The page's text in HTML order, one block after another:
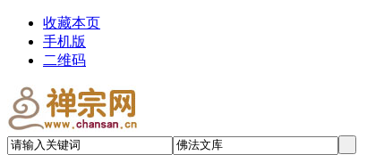
收藏本页
手机版
二维码